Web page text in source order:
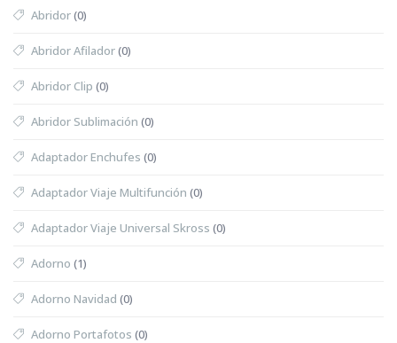
Abridor(0)
Abridor Afilador(0)
Abridor Clip (0)
Abridor Sublimación (0)
Adaptador Enchufes (0)
Adaptador Viaje Multifunción (0)
Adaptador Viaje Universal Skross (0)
Adorno (1)
Adorno Navidad (0)
Adorno Portafotos (0)